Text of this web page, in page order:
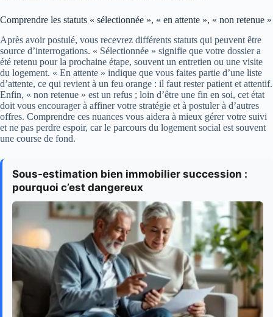
Comprendre les statuts « sélectionnée », « en attente », « non retenue »
Après avoir postulé, vous recevrez différents statuts qui peuvent être
source d’interrogations. « Sélectionnée » signifie que votre dossier a
été retenu pour la prochaine étape, souvent un entretien ou une visite
du logement. « En attente » indique que vous faites partie d’une liste
d’attente, ce qui revient à un feu orange : il faut rester patient et attentif.
Enfin, « non retenue » est un refus ; loin d’être une fin en soi, cet état
doit vous encourager à affiner votre stratégie et à postuler à d’autres
offres. Comprendre ces nuances vous aidera à mieux gérer votre suivi
et ne pas perdre espoir, car le parcours du logement social est souvent
une course de fond.
Sous-estimation bien immobilier succession :
pourquoi c’est dangereux